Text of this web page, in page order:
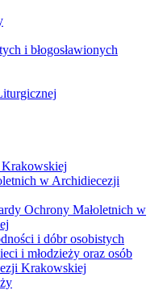
i błogosławionych
w Archidiecezji
Ochrony Małoletnich w
i dóbr osobistych
i młodzieży oraz osób
Krakowskiej